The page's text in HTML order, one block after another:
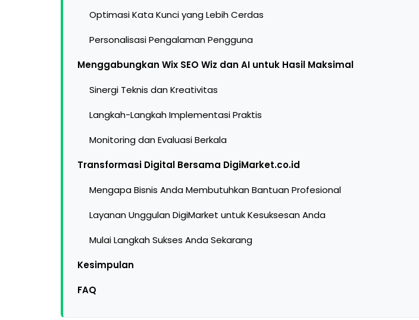
Optimasi Kata Kunci yang Lebih Cerdas
Personalisasi Pengalaman Pengguna
Menggabungkan Wix SEO Wiz dan AI untuk Hasil Maksimal
Sinergi Teknis dan Kreativitas
Langkah-Langkah Implementasi Praktis
Monitoring dan Evaluasi Berkala
Transformasi Digital Bersama DigiMarket.co.id
Mengapa Bisnis Anda Membutuhkan Bantuan Profesional
Layanan Unggulan DigiMarket untuk Kesuksesan Anda
Mulai Langkah Sukses Anda Sekarang
Kesimpulan
FAQ